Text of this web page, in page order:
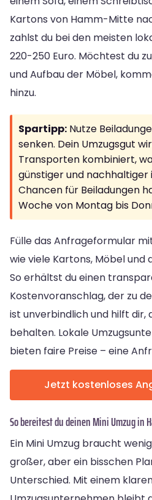
Kartons von Hamm-Mitte
zahlst du bei den meisten
220-250 Euro. Möchtest du
und Aufbau der Möbel,
hinzu.
Spartipp: Nutze
senken. Dein Umzugsgut
Transporten kombiniert,
günstiger und nachhaltiger
Chancen für Beiladungen
Woche von Montag bis
Fülle das Anfrageformular
wie viele Kartons, Möbel und
So erhältst du einen
Kostenvoranschlag, der zu
ist unverbindlich und hilft dir,
behalten. Lokale
bieten faire Preise – eine
Jetzt kostenloses
So bereitest du deinen Mini Umzug in
Ein Mini Umzug braucht
großer, aber ein bisschen
Unterschied. Mit einem